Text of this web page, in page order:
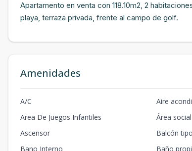
Apartamento en venta con 118.10m2, 2
playa, terraza privada, frente al campo de golf.
Amenidades
A/C Aire
Area De Juegos Infantiles
Área social
Ascensor
Balcón
Bano Interno
Baño